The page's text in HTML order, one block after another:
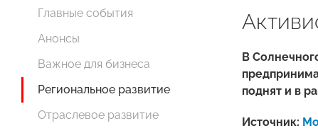
Главные события
Анонсы
Важное для бизнеса
Региональное развитие
Отраслевое развитие
В
поднят и в
Источник: